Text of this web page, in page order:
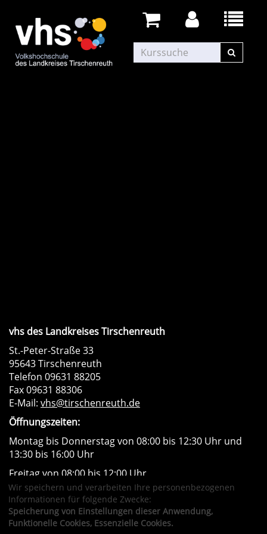
vhs des Landkreises Tirschenreuth
St.-Peter-Straße 33
95643 Tirschenreuth
Telefon 09631 88205
Fax 09631 88306
E-Mail: vhs@tirschenreuth.de
Öffnungszeiten:
Montag bis Donnerstag von 08:00 bis 12:30 Uhr und
13:30 bis 16:00 Uhr
Freitag von 08:00 bis 12:00 Uhr
Facebook
Instagram
Impressum
AGB
Datenschutzerklärung
Widerrufsformular
Newsletter
Sitemap
Wir speichern und verarbeiten Ihre personenbezogenen
Informationen für folgende Zwecke:
Speicherung von Einstellungen dieser Anwendung,
Funktionelle Cookies, Essenzielle Cookies.